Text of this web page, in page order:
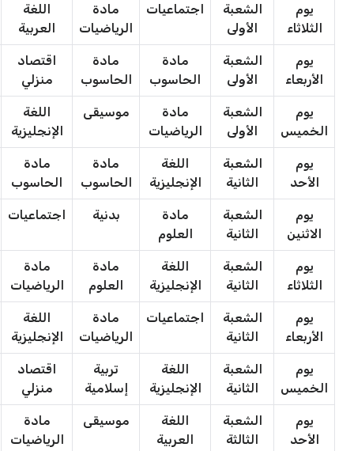
يوم
الثلاثاء
الشعبة
الأولى
اجتماعيات
مادة
الرياضيات
اللغة
العربية
يوم
الأربعاء
الشعبة
الأولى
مادة
الحاسوب
مادة
الحاسوب
اقتصاد
منزلي
يوم
الخميس
الشعبة
الأولى
مادة
الرياضيات
موسيقى
اللغة
الإنجليزية
يوم
الأحد
الشعبة
الثانية
اللغة
الإنجليزية
مادة
الحاسوب
مادة
الحاسوب
يوم
الاثنين
الشعبة
الثانية
مادة
العلوم
بدنية اجتماعيات
يوم
الثلاثاء
الشعبة
الثانية
اللغة
الإنجليزية
مادة
العلوم
مادة
الرياضيات
يوم
الأربعاء
الشعبة
الثانية
اجتماعيات
مادة
الرياضيات
اللغة
الإنجليزية
يوم
الخميس
الشعبة
الثانية
اللغة
الإنجليزية
تربية
إسلامية
اقتصاد
منزلي
يوم
الأحد
الشعبة
الثالثة
اللغة
العربية
موسيقى
مادة
الرياضيات